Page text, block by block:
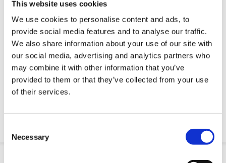
This website uses cookies
We use cookies to personalise content and ads, to
provide social media features and to analyse our traffic.
We also share information about your use of our site with
our social media, advertising and analytics partners who
may combine it with other information that you’ve
provided to them or that they’ve collected from your use
of their services.
Selection
Necessary
3D-CAD-Modelle
Engineering-Dienstleistung
Estimated time:
Hergestellt auf Bestellung
OE-Teil anfordern
Download PDF
Chemische resistenz